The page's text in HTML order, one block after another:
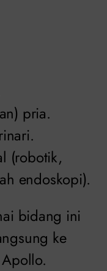
pria.
(robotik,
endoskopi).
bidang ini
ke